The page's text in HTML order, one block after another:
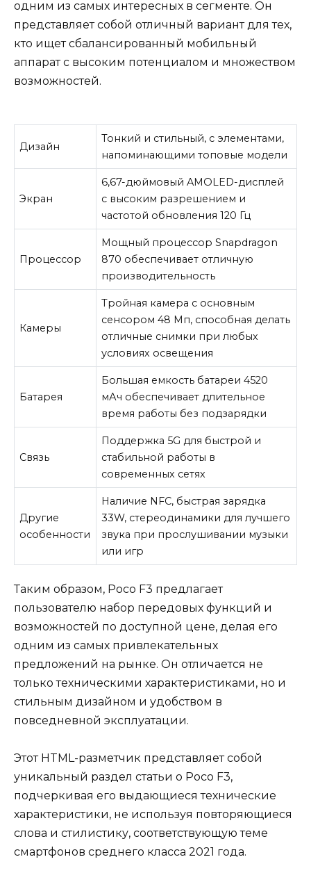
одним из самых интересных в сегменте. Он
представляет собой отличный вариант для тех,
кто ищет сбалансированный мобильный
аппарат с высоким потенциалом и множеством
возможностей.
Дизайн
Тонкий и стильный, с элементами,
напоминающими топовые модели
Экран
6,67-дюймовый AMOLED-дисплей
с высоким разрешением и
частотой обновления 120 Гц
Процессор
Мощный процессор Snapdragon
870 обеспечивает отличную
производительность
Камеры
Тройная камера с основным
сенсором 48 Мп, способная делать
отличные снимки при любых
условиях освещения
Батарея
Большая емкость батареи 4520
мАч обеспечивает длительное
время работы без подзарядки
Связь
Поддержка 5G для быстрой и
стабильной работы в
современных сетях
Другие
особенности
Наличие NFC, быстрая зарядка
33W, стереодинамики для лучшего
звука при прослушивании музыки
или игр
Таким образом, Poco F3 предлагает
пользователю набор передовых функций и
возможностей по доступной цене, делая его
одним из самых привлекательных
предложений на рынке. Он отличается не
только техническими характеристиками, но и
стильным дизайном и удобством в
повседневной эксплуатации.
Этот HTML-разметчик представляет собой
уникальный раздел статьи о Poco F3,
подчеркивая его выдающиеся технические
характеристики, не используя повторяющиеся
слова и стилистику, соответствующую теме
смартфонов среднего класса 2021 года.